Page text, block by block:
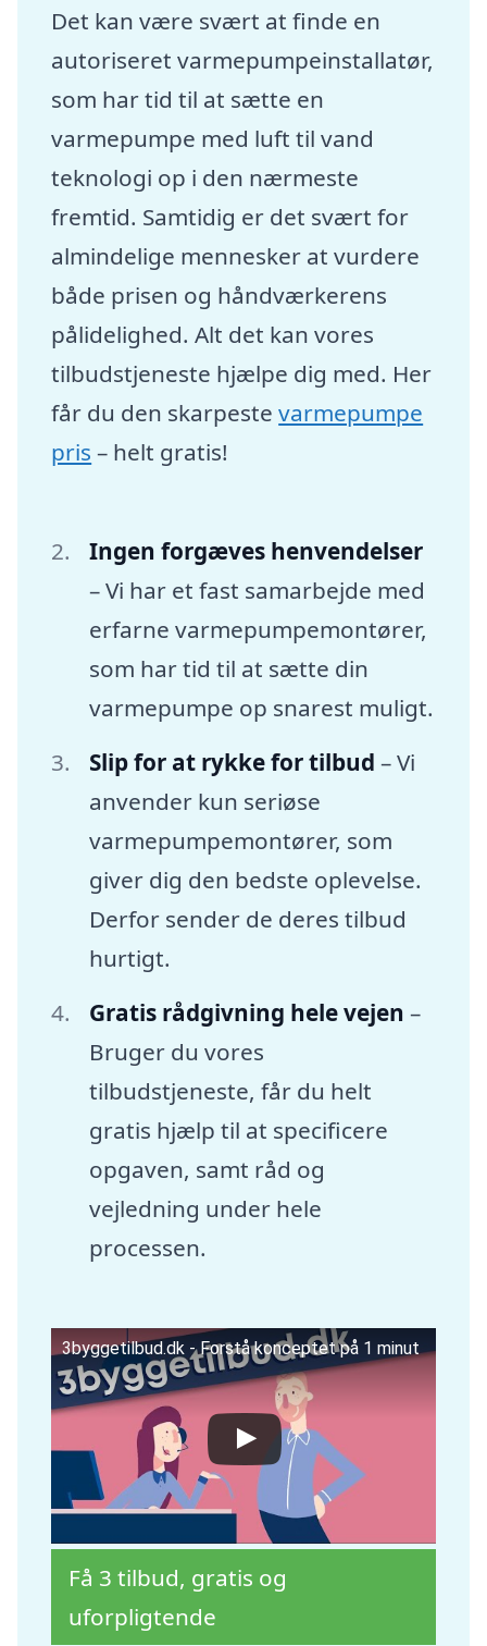
Det kan være svært at finde en
autoriseret varmepumpeinstallatør,
som har tid til at sætte en
varmepumpe med luft til vand
teknologi op i den nærmeste
fremtid. Samtidig er det svært for
almindelige mennesker at vurdere
både prisen og håndværkerens
pålidelighed. Alt det kan vores
tilbudstjeneste hjælpe dig med. Her
får du den skarpestevarmepumpe
pris – helt gratis!
Ingen forgæves henvendelser
– Vi har et fast samarbejde med
erfarne varmepumpemontører,
som har tid til at sætte din
varmepumpe op snarest muligt.
Slip for at rykke for tilbud – Vi
anvender kun seriøse
varmepumpemontører, som
giver dig den bedste oplevelse.
Derfor sender de deres tilbud
hurtigt.
Gratis rådgivning hele vejen –
Bruger du vores
tilbudstjeneste, får du helt
gratis hjælp til at specificere
opgaven, samt råd og
vejledning under hele
processen.
3byggetilbud.dk - Forstå konceptet på 1 minut
Få 3 tilbud, gratis og
uforpligtende